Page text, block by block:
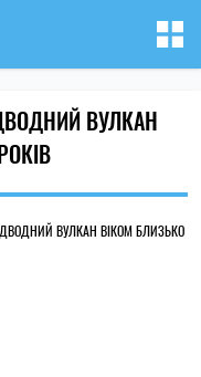
ВУЛКАН
ВУЛКАН ВІКОМ БЛИЗЬКО